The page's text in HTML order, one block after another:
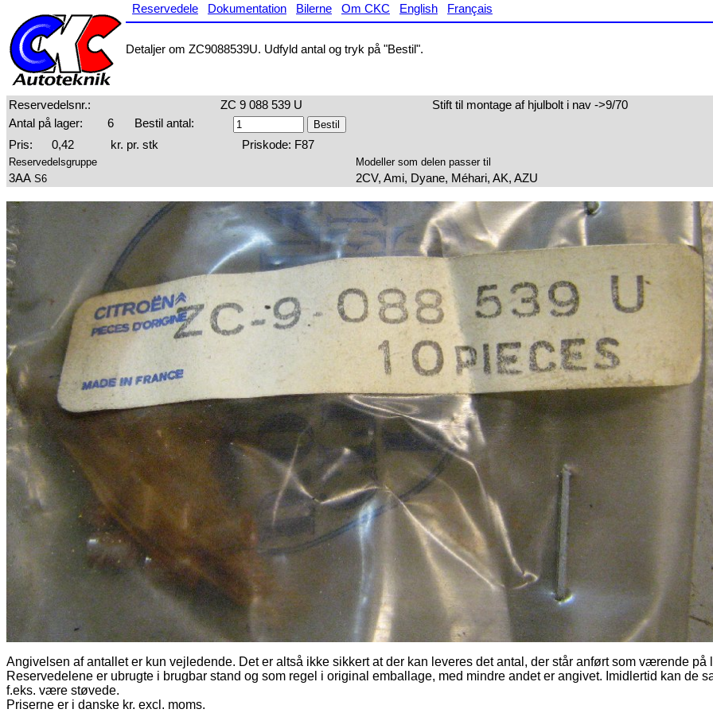
Reservedele Dokumentation Bilerne Om CKC English Français
Detaljer om ZC9088539U. Udfyld antal og tryk på "Bestil".
Reservedelsnr.: ZC 9 088 539 U
Stift til montage af hjulbolt i nav ->9/70
Antal på lager:
6
Bestil antal:
Pris:
0,42 kr. pr. stk Priskode: F87
Reservedelsgruppe Modeller som delen passer til
3AA S6 2CV, Ami, Dyane, Méhari, AK, AZU
Angivelsen af antallet er kun vejledende. Det er altså ikke sikkert at der kan leveres det antal, der står anført som værende på
Reservedelene er ubrugte i brugbar stand og som regel i original emballage, med mindre andet er angivet. Imidlertid kan
f.eks. være støvede.
Priserne er i danske kr. excl. moms.